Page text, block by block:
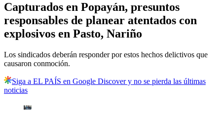
Capturados en Popayán, presuntos
responsables de planear atentados con
explosivos en Pasto, Nariño
Los sindicados deberán responder por estos hechos delictivos que
causaron conmoción.
Siga a EL PAÍS en Google Discover y no se pierda las últimas
noticias